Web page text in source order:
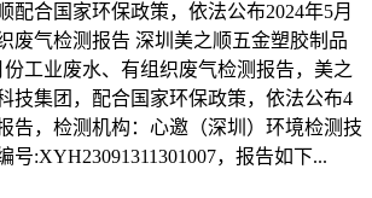
配合国家环保政策，依法公布2024年5月
废气检测报告 深圳美之顺五金塑胶制品
份工业废水、有组织废气检测报告，美之
技集团，配合国家环保政策，依法公布4
告，检测机构：心邀（深圳）环境检测技
号:XYH23091311301007，报告如下...